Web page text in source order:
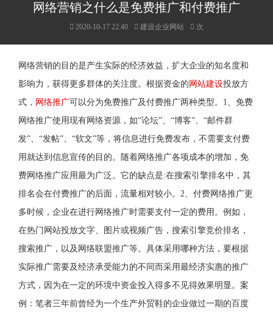
网络营销之什么是免费推广和付费推广
2020-10-17 22:40 建设企业网站 次
网络营销的目的是产生实际的经济效益，扩大企业的知名度和
影响力，获得更多群体的关注度。根据资金的 网站建设投放方
式， 网络推广可以分为免费推广及付费推广两种类型。1、免费
网络推广使用现有网络资源，如“论坛”、“博客”、“邮件群
发”、“发帖”、“软文”等，将信息进行免费发布，不需要支付费
用就达到信息宣传的目的。随着网络推广各项成本的增加，免
费网络推广应用最为广泛。它的缺点是:在搜索引擎排名中，其
排名会在付费推广的后面，流量相对较小。2、付费网络推广更
多时候，企业在进行网络推广时需要支付一定的费用。例如，
在热门网站投放文字、图片或视频广告，搜索引擎竞价排名，
搜索推广，以及网络联盟推广等。具体采用哪种方法，要根据
实际推广需要及经济承受能力的不同而采用最经济实惠的推广
方式，因为在一定的环境中资金投入得多不见得效果明显。案
例：笔者三年前曾经为一个生产外贸鞋的企业做过一期的百度